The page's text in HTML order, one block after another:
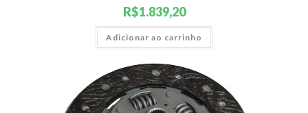
R$1.839,20
Adicionar ao carrinho